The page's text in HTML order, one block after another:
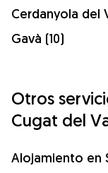
Cerdanyola del
Gavà (10)
Otros
Cugat del
Alojamiento en